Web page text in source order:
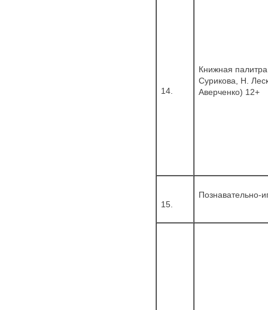
14.
Книжная
Сурикова, Н.
Аверченко) 12+
15.
Познавательно-